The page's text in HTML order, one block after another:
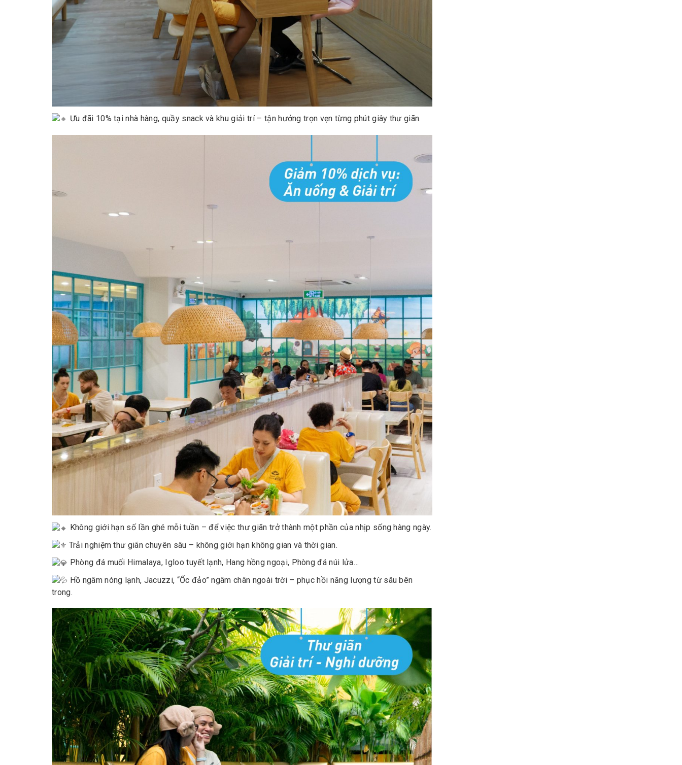
Ưu đãi 10% tại nhà hàng, quầy snack và khu giải trí – tận hưởng trọn vẹn từng phút giây thư giãn.
Không giới hạn số lần ghé mỗi tuần – để việc thư giãn trở thành một phần của nhịp sống hàng ngày.
Trải nghiệm thư giãn chuyên sâu – không giới hạn không gian và thời gian.
Phòng đá muối Himalaya, Igloo tuyết lạnh, Hang hồng ngoại, Phòng đá núi lửa…
Hồ ngâm nóng lạnh, Jacuzzi, “Ốc đảo” ngâm chân ngoài trời – phục hồi năng lượng từ sâu bên
trong.